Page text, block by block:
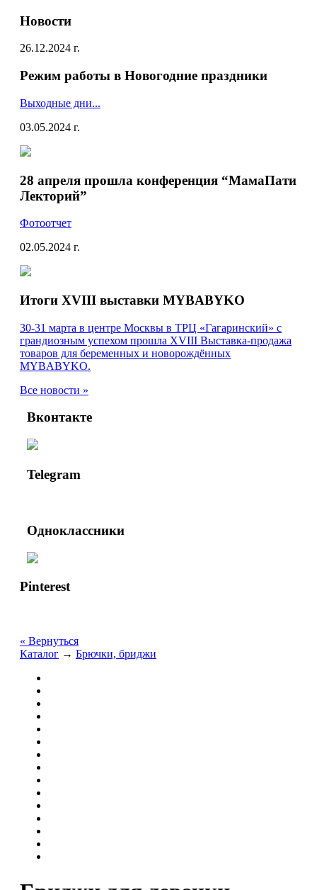
Новости
26.12.2024 г.
Режим работы в Новогодние праздники
Выходные дни...
03.05.2024 г.
28 апреля прошла конференция “МамаПати
Лекторий”
Фотоотчет
02.05.2024 г.
Итоги XVIII выставки MYBABYKO
30-31 марта в центре Москвы в ТРЦ «Гагаринский» с
грандиозным успехом прошла XVIII Выставка-продажа
товаров для беременных и новорождённых
MYBABYKO.
Все новости »
Вконтакте
Telegram
Одноклассники
Pinterest
« Вернуться
Каталог → Брючки, бриджи